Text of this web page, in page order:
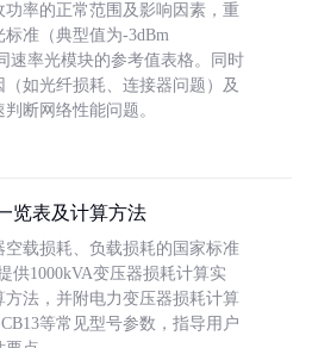
率的正常范围及影响因素，重
准（典型值为-3dBm
速率光模块的参考值表格。同时
如光纤损耗、连接器问题）及
断网络性能问题。
览表及计算方法
载损耗、负载损耗的国家标准
供1000kVA变压器损耗计算实
法，并附电力变压器损耗计算
等常见型号参数，指导用户